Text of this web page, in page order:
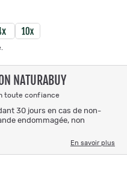
NATURABUY
toute confiance
30 jours en cas de non-
endommagée, non
En savoir plus